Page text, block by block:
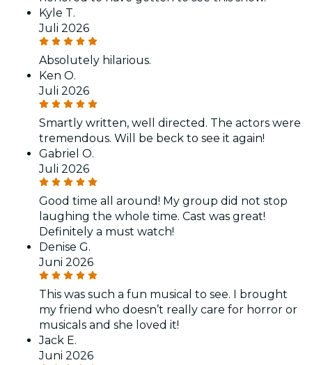
Kyle T.
Juli 2026
Absolutely hilarious.
Ken O.
Juli 2026
Smartly written, well directed. The actors were
tremendous. Will be beck to see it again!
Gabriel O.
Juli 2026
Good time all around! My group did not stop
laughing the whole time. Cast was great!
Definitely a must watch!
Denise G.
Juni 2026
This was such a fun musical to see. I brought
my friend who doesn’t really care for horror or
musicals and she loved it!
Jack E.
Juni 2026